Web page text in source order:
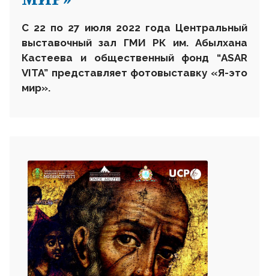
С 22 по 27 июля 2022 года Центральный
выставочный зал ГМИ РК им. Абылхана
Кастеева и общественный фонд “ASAR
VITA” представляет фотовыставку «Я-это
мир».